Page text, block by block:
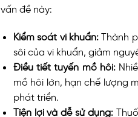
vấn đề này:
Kiểm soát vi khuẩn:Thành
sôi của vi khuẩn, giảm
Điều tiết tuyến mồ hôi:
mồ hôi lớn, hạn chế lượng
phát triển.
Tiện lợi và dễ sử dụng: